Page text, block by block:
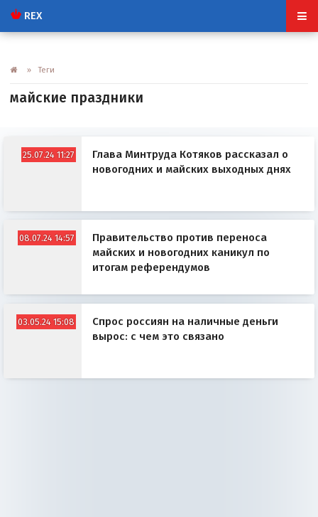
REX
» Теги
майские праздники
25.07.24 11:27
Глава Минтруда Котяков рассказал о
новогодних и майских выходных днях
08.07.24 14:57
Правительство против переноса
майских и новогодних каникул по
итогам референдумов
03.05.24 15:08
Спрос россиян на наличные деньги
вырос: с чем это связано